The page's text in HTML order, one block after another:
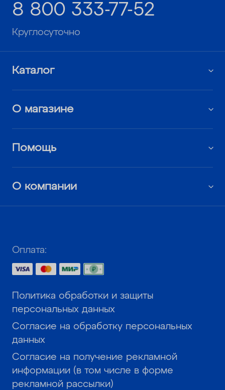
8 800 333-77-52
Круглосуточно
Каталог
О магазине
Помощь
О компании
Оплата:
Политика обработки и защиты
персональных данных
Согласие на обработку персональных
данных
Согласие на получение рекламной
информации (в том числе в форме
рекламной рассылки)